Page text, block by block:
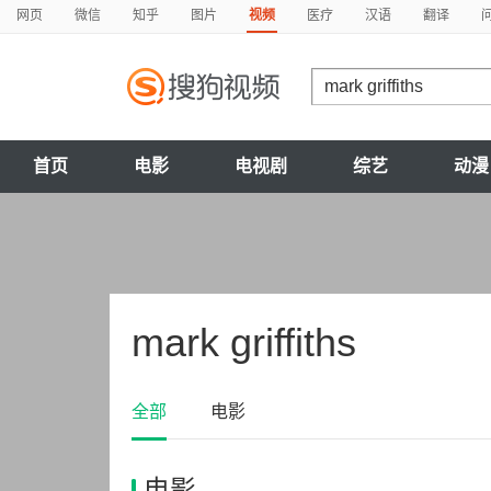
网页 微信 知乎 图片 视频 医疗 汉语 翻译
首页 电影 电视剧 综艺 动漫
mark griffiths
全部 电影